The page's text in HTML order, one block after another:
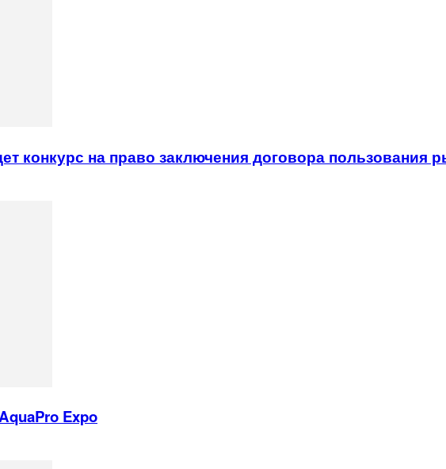
конкурс на право заключения договора пользования
Expo